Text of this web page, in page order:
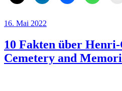
Veröffentlicht
16. Mai 2022
10 Fakten über
Cemetery and